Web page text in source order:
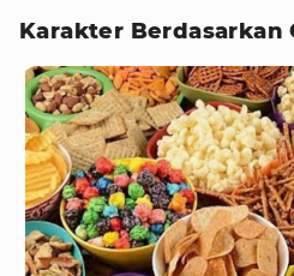
Karakter Berdasarkan